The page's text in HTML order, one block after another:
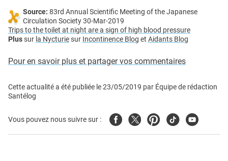
Source: 83rd Annual Scientific Meeting of the Japanese
Circulation Society 30-Mar-2019
Trips to the toilet at night are a sign of high blood pressure
Plussur la Nycturiesur Incontinence Blog et Aidants Blog
Pour en savoir plus et partager vos commentaires
Cette actualité a été publiée le23/05/2019 par Équipe de rédaction
Santélog
Vous pouvez nous suivre sur : FacebookTwitterPinterest
TiktokYoutube